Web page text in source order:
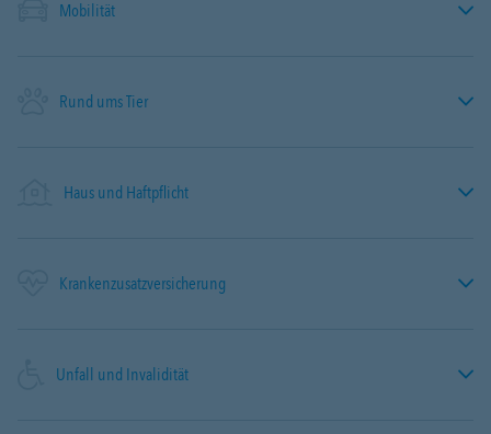
Mobilität
Rund ums Tier
Haus und Haftpflicht
Krankenzusatzversicherung
Unfall und Invalidität